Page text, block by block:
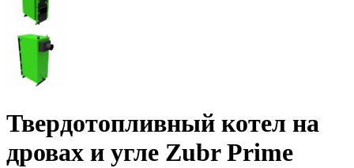
Твердотопливный котел на
дровах и угле Zubr Prime